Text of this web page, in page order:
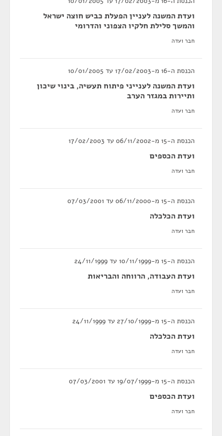
ועדת המשנה לעניין הפעלת כביש חוצה ישראל
והמשך סלילת חלקיו הצפוני והדרומי
חבר ועדה
הכנסת ה-16 מ-17/02/2003 עד 10/01/2005
ועדת המשנה לענייני פיתוח תעשיה, בינוי שיכון
ותיירות במגזר הערב
חבר ועדה
הכנסת ה-15 מ-06/11/2002 עד 17/02/2003
ועדת הכספים
חבר ועדה
הכנסת ה-15 מ-06/11/2000 עד 07/03/2001
ועדת הכלכלה
חבר ועדה
הכנסת ה-15 מ-10/11/1999 עד 24/11/1999
ועדת העבודה, הרווחה והבריאות
חבר ועדה
הכנסת ה-15 מ-27/10/1999 עד 24/11/1999
ועדת הכלכלה
חבר ועדה
הכנסת ה-15 מ-19/07/1999 עד 07/03/2001
ועדת הכספים
חבר ועדה